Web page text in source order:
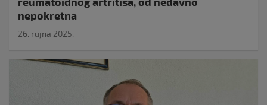
nepokretna
26. rujna 2025.